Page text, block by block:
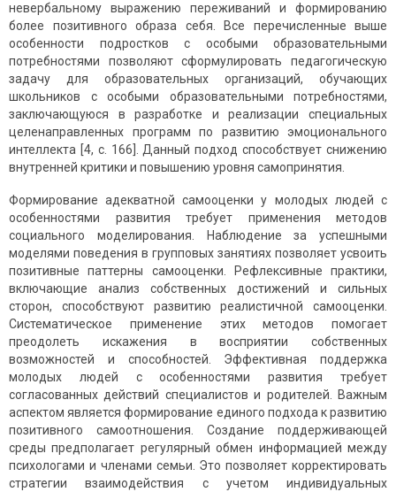
невербальному выражению переживаний и формированию
более позитивного образа себя. Все перечисленные выше
особенности подростков с особыми образовательными
потребностями позволяют сформулировать педагогическую
задачу для образовательных организаций, обучающих
школьников с особыми образовательными потребностями,
заключающуюся в разработке и реализации специальных
целенаправленных программ по развитию эмоционального
интеллекта [4, c. 166]. Данный подход способствует снижению
внутренней критики и повышению уровня самопринятия.
Формирование адекватной самооценки у молодых людей с
особенностями развития требует применения методов
социального моделирования. Наблюдение за успешными
моделями поведения в групповых занятиях позволяет усвоить
позитивные паттерны самооценки. Рефлексивные практики,
включающие анализ собственных достижений и сильных
сторон, способствуют развитию реалистичной самооценки.
Систематическое применение этих методов помогает
преодолеть искажения в восприятии собственных
возможностей и способностей. Эффективная поддержка
молодых людей с особенностями развития требует
согласованных действий специалистов и родителей. Важным
аспектом является формирование единого подхода к развитию
позитивного самоотношения. Создание поддерживающей
среды предполагает регулярный обмен информацией между
психологами и членами семьи. Это позволяет корректировать
стратегии взаимодействия с учетом индивидуальных